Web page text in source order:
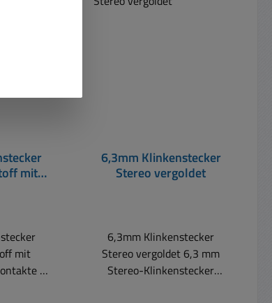
mit
mit
6,3mm Klinkenstecker
Stereo vergoldet
6,3mm Klinkenstecker
Stereo vergoldet 6,3 mm
Stereo-Klinkenstecker